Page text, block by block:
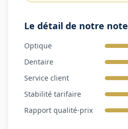
Le détail de notre note
Optique
Dentaire
Service client
Stabilité tarifaire
Rapport qualité-prix